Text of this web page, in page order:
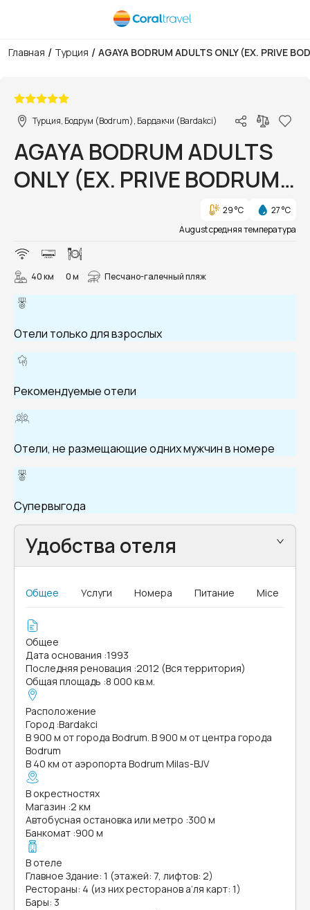
Главная / Турция / AGAYA BODRUM ADULTS ONLY (EX. PRIVE
Турция, Бодрум (Bodrum), Бардакчи (Bardakci)
AGAYA BODRUM ADULTS
ONLY (EX. PRIVE BODRUM
29 °C
27 °C
August средняя температура
40 км 0 м Песчано-галечный пляж
Отели только для взрослых
Рекомендуемые отели
Отели, не размещающие одних мужчин в номере
Супервыгода
Удобства отеля
Общее Услуги Номера Питание Mice
Общее
Дата основания :1993
Последняя реновация :2012 (Вся территория)
Общая площадь :8 000 кв.м.
Расположение
Город :Bardakci
В 900 м от города Bodrum. В 900 м от центра города
Bodrum
В 40 км от аэропорта Bodrum Milas-BJV
В окрестностях
Магазин :2 км
Автобусная остановка или метро :300 м
Банкомат :900 м
В отеле
Главное Здание: 1 (этажей: 7, лифтов: 2)
Рестораны: 4 (из них ресторанов а’ля карт: 1)
Бары: 3